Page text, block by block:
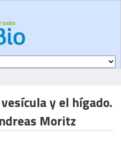
y el hígado.
Moritz